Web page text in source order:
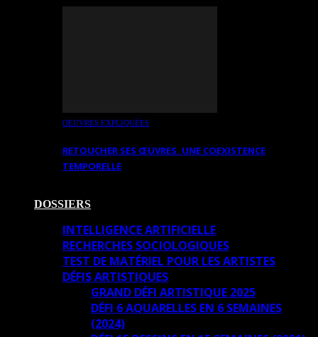
OEUVRES EXPLIQUÉES
RETOUCHER SES ŒUVRES. UNE COEXISTENCE
TEMPORELLE
DOSSIERS
INTELLIGENCE ARTIFICIELLE
RECHERCHES SOCIOLOGIQUES
TEST DE MATÉRIEL POUR LES ARTISTES
DÉFIS ARTISTIQUES
GRAND DÉFI ARTISTIQUE 2025
DÉFI 6 AQUARELLES EN 6 SEMAINES
(2024)